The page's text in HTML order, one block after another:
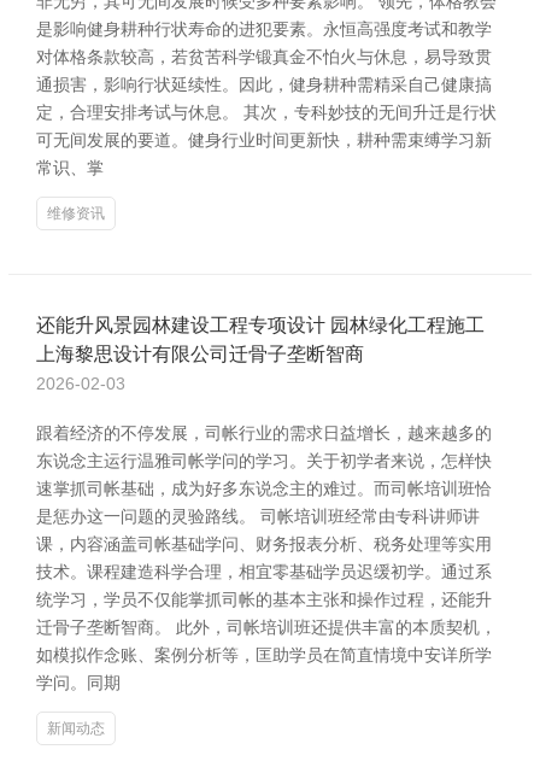
是影响健身耕种行状寿命的进犯要素。永恒高强度考试和教学
对体格条款较高，若贫苦科学锻真金不怕火与休息，易导致贯
通损害，影响行状延续性。因此，健身耕种需精采自己健康搞
定，合理安排考试与休息。 其次，专科妙技的无间升迁是行状
可无间发展的要道。健身行业时间更新快，耕种需束缚学习新
常识、掌
维修资讯
还能升风景园林建设工程专项设计 园林绿化工程施工
上海黎思设计有限公司迁骨子垄断智商
2026-02-03
跟着经济的不停发展，司帐行业的需求日益增长，越来越多的
东说念主运行温雅司帐学问的学习。关于初学者来说，怎样快
速掌抓司帐基础，成为好多东说念主的难过。而司帐培训班恰
是惩办这一问题的灵验路线。 司帐培训班经常由专科讲师讲
课，内容涵盖司帐基础学问、财务报表分析、税务处理等实用
技术。课程建造科学合理，相宜零基础学员迟缓初学。通过系
统学习，学员不仅能掌抓司帐的基本主张和操作过程，还能升
迁骨子垄断智商。 此外，司帐培训班还提供丰富的本质契机，
如模拟作念账、案例分析等，匡助学员在简直情境中安详所学
学问。同期
新闻动态